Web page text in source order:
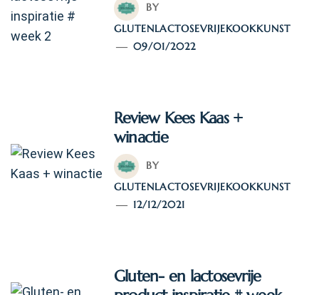
BY
GLUTENLACTOSEVRIJEKOOKKUNST
09/01/2022
Review Kees Kaas +
winactie
BY
GLUTENLACTOSEVRIJEKOOKKUNST
12/12/2021
Gluten- en lactosevrije